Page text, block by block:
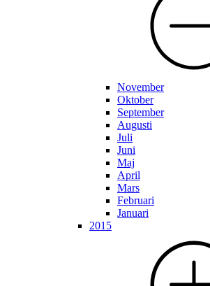
November
Oktober
September
Augusti
Juli
Juni
Maj
April
Mars
Februari
Januari
2015